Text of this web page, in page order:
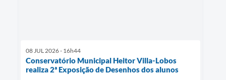
08 JUL 2026 - 16h44
Conservatório Municipal Heitor Villa-Lobos
realiza 2ª Exposição de Desenhos dos alunos